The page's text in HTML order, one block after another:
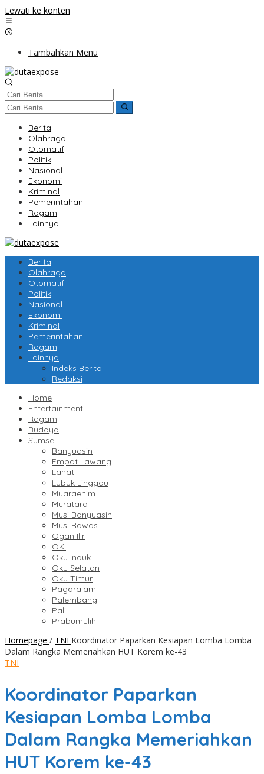
Lewati ke konten
Tambahkan Menu
Berita
Olahraga
Otomatif
Politik
Nasional
Ekonomi
Kriminal
Pemerintahan
Ragam
Lainnya
Berita
Olahraga
Otomatif
Politik
Nasional
Ekonomi
Kriminal
Pemerintahan
Ragam
Lainnya
Indeks Berita
Redaksi
Home
Entertainment
Ragam
Budaya
Sumsel
Banyuasin
Empat Lawang
Lahat
Lubuk Linggau
Muaraenim
Muratara
Musi Banyuasin
Musi Rawas
Ogan Ilir
OKI
Oku Induk
Oku Selatan
Oku Timur
Pagaralam
Palembang
Pali
Prabumulih
Homepage / TNI Koordinator Paparkan Kesiapan Lomba Lomba
Dalam Rangka Memeriahkan HUT Korem ke-43
TNI
Koordinator Paparkan
Kesiapan Lomba Lomba
Dalam Rangka Memeriahkan
HUT Korem ke-43